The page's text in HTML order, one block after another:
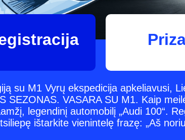
su M1 Vyrų ekspedicija apkeliavusi,
SEZONAS. VASARA SU M1. Kaip
legendinį automobilį „Audi 100“.
ištarkite vienintelę frazę: „Aš